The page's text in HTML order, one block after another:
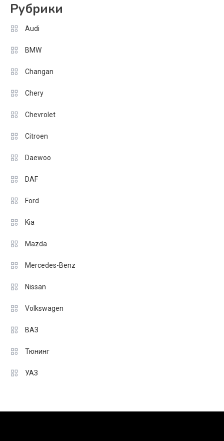
Рубрики
Audi
BMW
Changan
Chery
Chevrolet
Citroen
Daewoo
DAF
Ford
Kia
Mazda
Mercedes-Benz
Nissan
Volkswagen
ВАЗ
Тюнинг
УАЗ